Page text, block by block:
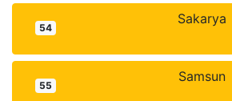
54
Sakarya
55
Samsun